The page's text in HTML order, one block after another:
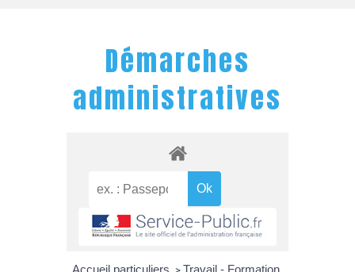
Démarches
administratives
Accueil particuliers Travail - Formation